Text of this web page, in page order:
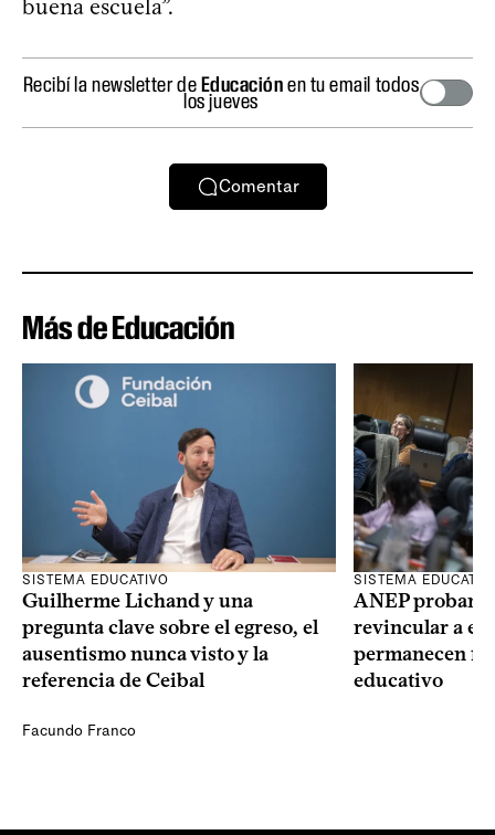
buena escuela”.
Recibí la newsletter deEducaciónen tu email todos
los jueves
Comentar
Más de Educación
SISTEMA EDUCATIVO
Guilherme Lichand y una
pregunta clave sobre el egreso, el
ausentismo nunca visto y la
referencia de Ceibal
Facundo Franco
SISTEMA
ANEP probará
revincular a
permanecen
educativo